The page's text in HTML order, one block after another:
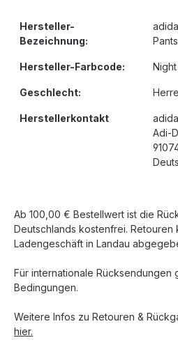
Hersteller-
Bezeichnung:
Pants
Hersteller-Farbcode:
Geschlecht:
Herstellerkontakt
Adi-
Ab 100,00 € Bestellwert ist die
Deutschlands kostenfrei. Retouren
Ladengeschäft in Landau
Für internationale Rücksendungen
Bedingungen.
Weitere Infos zu Retouren &
hier.